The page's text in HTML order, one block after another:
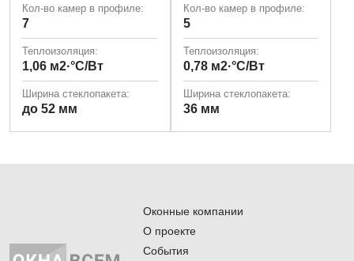
Кол-во камер в профиле:
7
Теплоизоляция:
1,06 м2·°С/Вт
Ширина стеклопакета:
до 52 мм
Кол-во камер в профиле:
5
Теплоизоляция:
0,78 м2·°С/Вт
Ширина стеклопакета:
36 мм
Оконные компании
О проекте
События